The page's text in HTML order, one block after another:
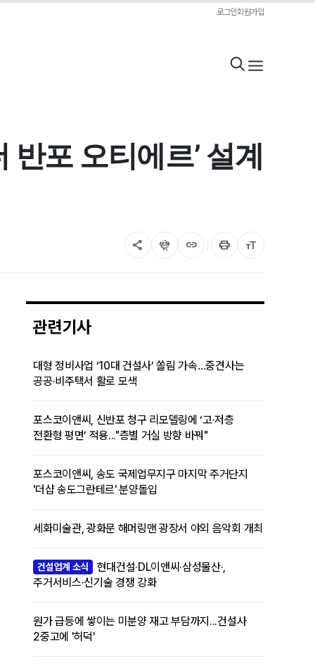
로그인회원가입
포 오티에르’ 설계
share flutter_dash link print format_size
관련기사
대형 정비사업 ‘10대 건설사’ 쏠림 가속…중견사는
공공·비주택서 활로 모색
포스코이앤씨, 신반포 청구 리모델링에 ‘고·저층
전환형 평면’ 적용..."층별 거실 방향 바꿔"
포스코이앤씨, 송도 국제업무지구 마지막 주거단지
'더샵 송도그란테르' 분양돌입
세화미술관, 광화문 해머링맨 광장서 야외 음악회 개최
건설업계 소식
현대건설·DL이앤씨·삼성물산·,
주거서비스·신기술 경쟁 강화
원가 급등에 쌓이는 미분양 재고 부담까지...건설사
2중고에 '허덕'